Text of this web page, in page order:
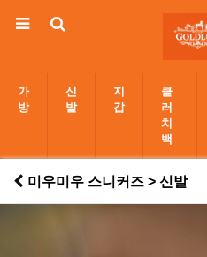
가
방
신
발
지
갑
클
러
치
백
미우미우 스니커즈 > 신발